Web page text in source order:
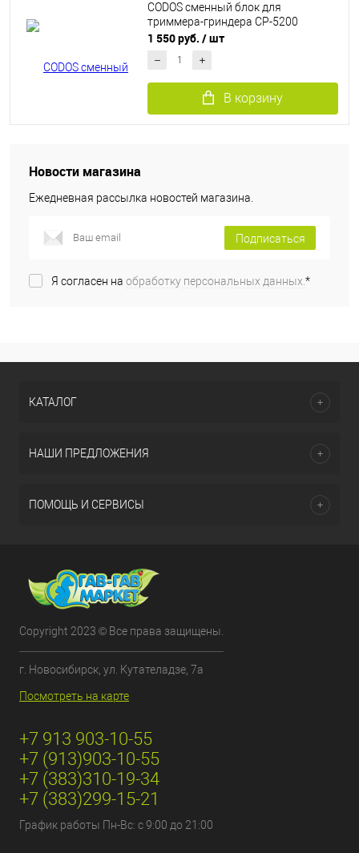
CODOS сменный блок для
триммера-гриндера СР-5200
1 550 руб. / шт
В корзину
Новости магазина
Ежедневная рассылка новостей магазина.
Подписаться
Я согласен на обработку персональных данных.*
КАТАЛОГ
НАШИ ПРЕДЛОЖЕНИЯ
ПОМОЩЬ И СЕРВИСЫ
Copyright 2023 © Все права защищены.
г. Новосибирск, ул. Кутателадзе, 7а
Посмотреть на карте
+7 913 903-10-55
+7 (913)903-10-55
+7 (383)310-19-34
+7 (383)299-15-21
График работы Пн-Вс: с 9:00 до 21:00